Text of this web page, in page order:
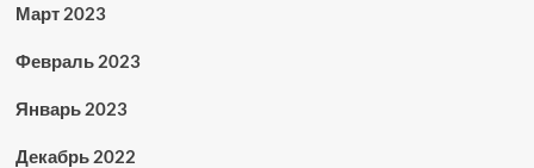
Март 2023
Февраль 2023
Январь 2023
Декабрь 2022